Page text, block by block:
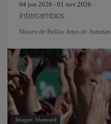
04 jun 2026 - 01 nov 2026
intercambios
Museo de Bellas Artes de Asturias
Imagen: bbernard